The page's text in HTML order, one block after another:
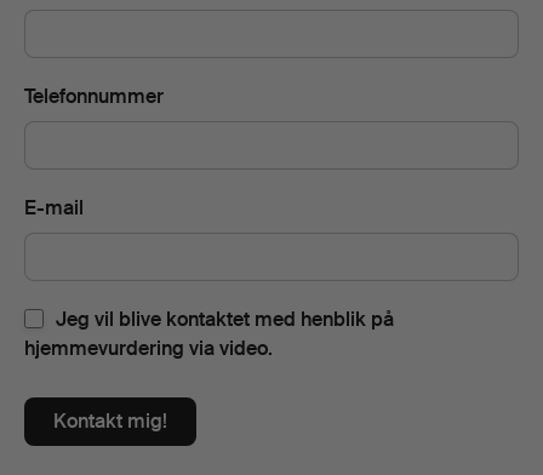
Telefonnummer
E-mail
Jeg vil blive kontaktet med henblik på
hjemmevurdering via video.
Kontakt mig!